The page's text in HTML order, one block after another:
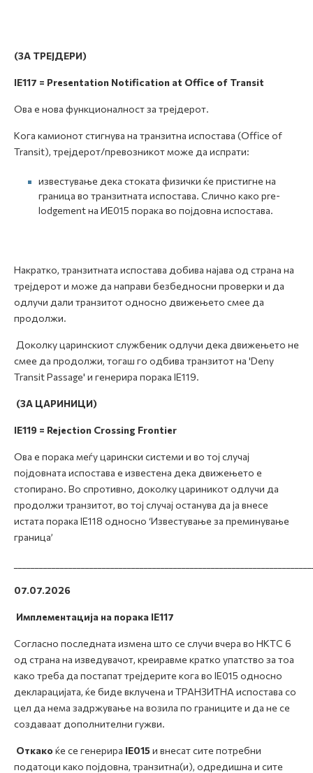
(ЗА ТРЕЈДЕРИ)
IE117 = Presentation Notification at Office of Transit
Ова е нова функционалност за трејдерот.
Кога камионот стигнува на транзитна испостава (Office of
Transit), трејдерот/превозникот може да испрати:
известување дека стоката физички ќе пристигне на
граница во транзитната испостава. Слично како pre-
lodgement на ИЕ015 порака во појдовна испостава.
Накратко, транзитната испостава добива најава од страна на
трејдерот и може да направи безбедносни проверки и да
одлучи дали транзитот односно движењето смее да
продолжи.
Доколку царинскиот службеник одлучи дека движењето не
смее да продолжи, тогаш го одбива транзитот на 'Deny
Transit Passage' и генерира порака IE119.
(ЗА ЦАРИНИЦИ)
IE119 = Rejection Crossing Frontier
Ова е порака меѓу царински системи и во тој случај
појдовната испостава е известена дека движењето е
стопирано. Во спротивно, доколку цариникот одлучи да
продолжи транзитот, во тој случај останува да ја внесе
истата порака IE118 односно ‘Известување за преминување
граница’
07.07.2026
Имплементација на порака IE117
Согласно последната измена што се случи вчера во НКТС 6
од страна на изведувачот, креиравме кратко упатство за тоа
како треба да постапат трејдерите кога во IE015 односно
декларацијата, ќе биде вклучена и ТРАНЗИТНА испостава со
цел да нема задржување на возила по границите и да не се
создаваат дополнителни гужви.
Откако ќе се генерира IE015 и внесат сите потребни
податоци како појдовна, транзитна(и), одредишна и сите